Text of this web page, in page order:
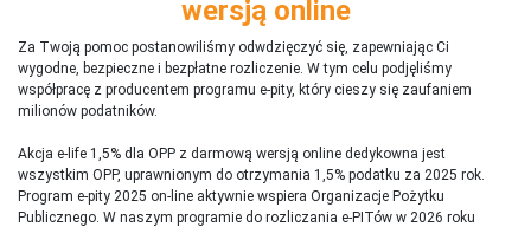
wersją online
Za Twoją pomoc postanowiliśmy odwdzięczyć się, zapewniając Ci
wygodne, bezpieczne i bezpłatne rozliczenie. W tym celu podjęliśmy
współpracę z producentem programu e-pity, który cieszy się zaufaniem
milionów podatników.
Akcja e-life 1,5% dla OPP z darmową wersją online dedykowna jest
wszystkim OPP, uprawnionym do otrzymania 1,5% podatku za 2025 rok.
Program e-pity 2025 on-line aktywnie wspiera Organizacje Pożytku
Publicznego. W naszym programie do rozliczania e-PITów w 2026 roku